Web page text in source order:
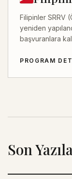
Filipinler SRRV
yeniden
başvuranlara
PROGRAM
Son